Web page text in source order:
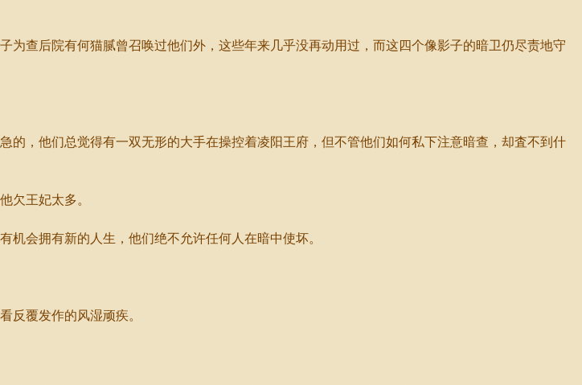
查后院有何猫腻曾召唤过他们外，这些年来几乎没再动用过，而这四个像影子的暗卫仍尽责地守
，他们总觉得有一双无形的大手在操控着凌阳王府，但不管他们如何私下注意暗查，却査不到什
欠王妃太多。
会拥有新的人生，他们绝不允许任何人在暗中使坏。
覆发作的风湿顽疾。